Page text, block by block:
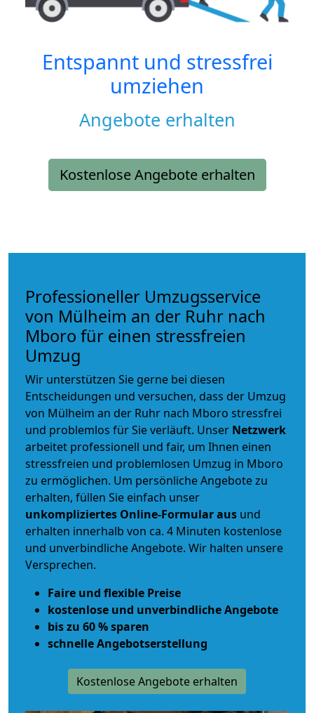
Entspannt und stressfrei
umziehen
Angebote erhalten
Kostenlose Angebote erhalten
Professioneller Umzugsservice
von Mülheim an der Ruhr nach
Mboro für einen stressfreien
Umzug
Wir unterstützen Sie gerne bei diesen
Entscheidungen und versuchen, dass der Umzug
von Mülheim an der Ruhr nach Mboro stressfrei
und problemlos für Sie verläuft. Unser Netzwerk
arbeitet professionell und fair, um Ihnen einen
stressfreien und problemlosen Umzug in Mboro
zu ermöglichen. Um persönliche Angebote zu
erhalten, füllen Sie einfach unser
unkompliziertes Online-Formular aus und
erhalten innerhalb von ca. 4 Minuten kostenlose
und unverbindliche Angebote. Wir halten unsere
Versprechen.
Faire und flexible Preise
kostenlose und unverbindliche Angebote
bis zu 60 % sparen
schnelle Angebotserstellung
Kostenlose Angebote erhalten